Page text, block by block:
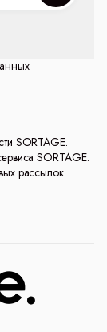
SORTAGE.
SORTAGE.
рассылок